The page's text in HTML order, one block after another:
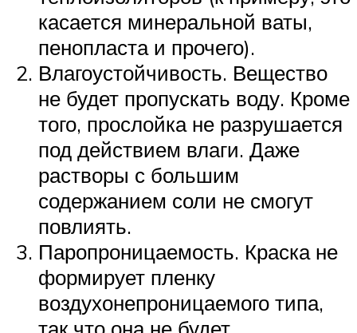
касается минеральной ваты,
пенопласта и прочего).
Влагоустойчивость. Вещество
не будет пропускать воду. Кроме
того, прослойка не разрушается
под действием влаги. Даже
растворы с большим
содержанием соли не смогут
повлиять.
Паропроницаемость. Краска не
формирует пленку
воздухонепроницаемого типа,